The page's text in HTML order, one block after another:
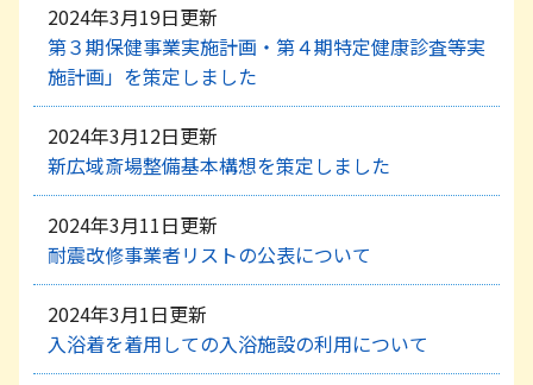
2024年3月19日更新
第３期保健事業実施計画・第４期特定健康診査等実
施計画」を策定しました
2024年3月12日更新
新広域斎場整備基本構想を策定しました
2024年3月11日更新
耐震改修事業者リストの公表について
2024年3月1日更新
入浴着を着用しての入浴施設の利用について